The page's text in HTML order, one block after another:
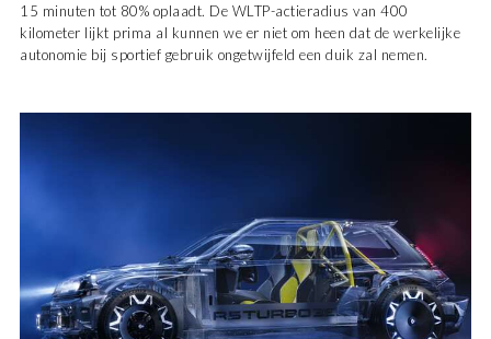
15 minuten tot 80% oplaadt. De WLTP-actieradius van 400
kilometer lijkt prima al kunnen we er niet om heen dat de werkelijke
autonomie bij sportief gebruik ongetwijfeld een duik zal nemen.